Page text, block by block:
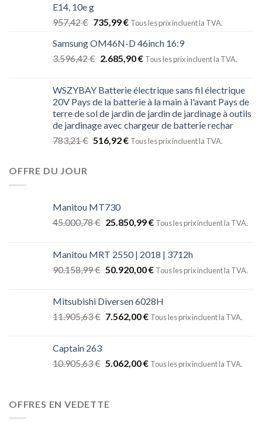
E14, 10e g
957,42€ 735,99€ Tous les prix incluent la TVA.
Samsung OM46N-D 46inch 16:9
3.596,42€ 2.685,90€ Tous les prix incluent la TVA.
WSZYBAY Batterie électrique sans fil électrique
20V Pays de la batterie à la main à l'avant Pays de
terre de sol de jardin de jardin de jardinage à outils
de jardinage avec chargeur de batterie rechar
783,21€ 516,92€ Tous les prix incluent la TVA.
OFFRE DU JOUR
Manitou MT730
45.000,78€ 25.850,99€ Tous les prix incluent la TVA.
Manitou MRT 2550 | 2018 | 3712h
90.158,99€ 50.920,00€ Tous les prix incluent la TVA.
Mitsubishi Diversen 6028H
11.905,63€ 7.562,00€ Tous les prix incluent la TVA.
Captain 263
10.905,63€ 5.062,00€ Tous les prix incluent la TVA.
OFFRES EN VEDETTE